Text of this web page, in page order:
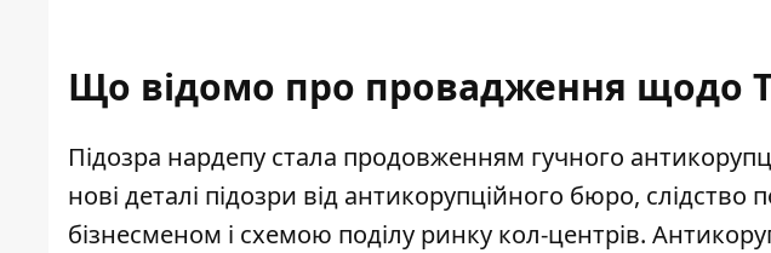
Що відомо про провадження щодо
Підозра нардепу стала продовженням гучного
нові деталі підозри від антикорупційного бюро, слідство
бізнесменом і схемою поділу ринку кол-центрів.